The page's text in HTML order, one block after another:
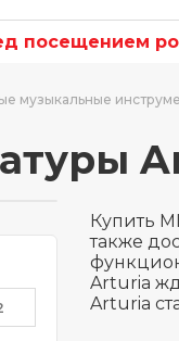
посещением
музыкальные
Купить
также
Arturia
Arturia